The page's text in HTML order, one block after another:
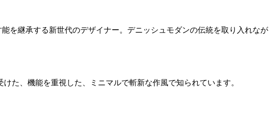
を継承する新世代のデザイナー。デニッシュモダンの伝統を取り入れなが
た、機能を重視した、ミニマルで斬新な作風で知られています。